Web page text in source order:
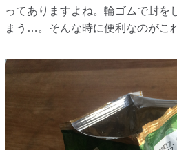
ってありますよね。輪ゴムで封を
まう…。そんな時に便利なのがこ